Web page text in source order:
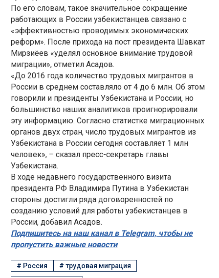
По его словам, такое значительное сокращение
работающих в России узбекистанцев связано с
«эффективностью проводимых экономических
реформ». После прихода на пост президента Шавкат
Мирзиёев «уделял основное внимание трудовой
миграции», отметил Асадов.
«До 2016 года количество трудовых мигрантов в
России в среднем составляло от 4 до 6 млн. Об этом
говорили и президенты Узбекистана и России, но
большинство наших аналитиков проигнорировали
эту информацию. Согласно статистке миграционных
органов двух стран, число трудовых мигрантов из
Узбекистана в России сегодня составляет 1 млн
человек», – сказал пресс-секретарь главы
Узбекистана.
В ходе недавнего государственного визита
президента РФ Владимира Путина в Узбекистан
стороны достигли ряда договоренностей по
созданию условий для работы узбекистанцев в
России, добавил Асадов.
Подпишитесь на наш канал в Telegram, чтобы не
пропустить важные новости
# Россия #трудовая миграция